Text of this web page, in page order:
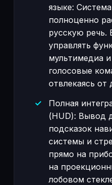
языке:
полноценно
русскую речь.
управлять
мультимедиа
голосовые
отвлекаясь от
Полная
(HUD): Вывод
подсказок
системы и
прямо на
на
лобовом